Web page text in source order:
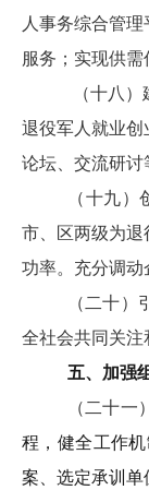
人事务综合管理
服务；实现供需
（十八
退役军人就业
论坛、交流研
（十九）
市、区两级为
功率。充分调
（二十）
全社会共同关注
五、加强
（二十一
程，健全工作
案、选定承训